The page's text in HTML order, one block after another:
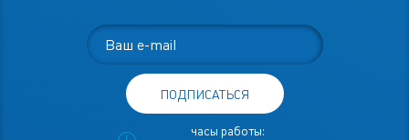
ПОДПИСАТЬСЯ
часы работы: